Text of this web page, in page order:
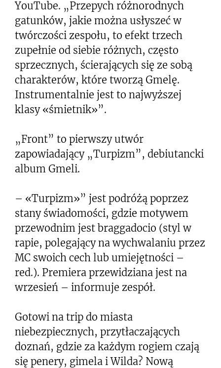
YouTube. „Przepych różnorodnych
gatunków, jakie można usłyszeć w
twórczości zespołu, to efekt trzech
zupełnie od siebie różnych, często
sprzecznych, ścierających się ze sobą
charakterów, które tworzą Gmelę.
Instrumentalnie jest to najwyższej
klasy «śmietnik»”.
„Front” to pierwszy utwór
zapowiadający „Turpizm”, debiutancki
album Gmeli.
– «Turpizm»” jest podróżą poprzez
stany świadomości, gdzie motywem
przewodnim jest braggadocio (styl w
rapie, polegający na wychwalaniu przez
MC swoich cech lub umiejętności –
red.). Premiera przewidziana jest na
wrzesień – informuje zespół.
Gotowi na trip do miasta
niebezpiecznych, przytłaczających
doznań, gdzie za każdym rogiem czają
się penery, gimela i Wilda? Nową